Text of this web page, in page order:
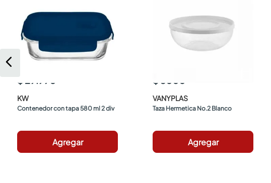
$ 29.990
KW
Contenedor con tapa 580 ml 2 div
Agregar
$ 5000
VANYPLAS
Taza Hermetica No.2 Blanco
Agregar